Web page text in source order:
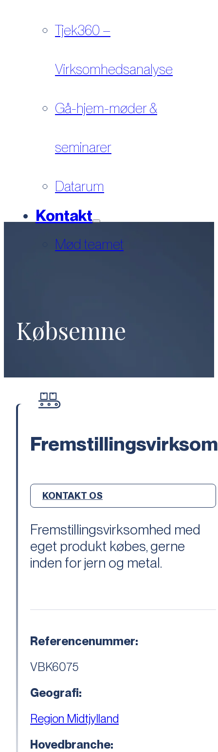
Tjek360 –
Virksomhedsanalyse
Gå-hjem-møder &
seminarer
Datarum
Kontakt
Mød teamet
Købsemne
KONTAKT OS
Fremstillingsvirksomhed med
eget produkt købes, gerne
inden for jern og metal.
Referencenummer:
VBK6075
Geografi:
Region Midtjylland
Hovedbranche: